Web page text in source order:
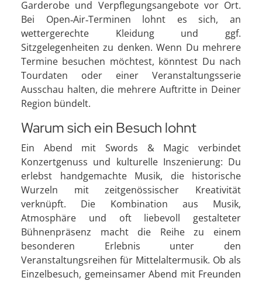
Garderobe und Verpflegungsangebote vor Ort.
Bei Open‑Air‑Terminen lohnt es sich, an
wettergerechte Kleidung und ggf.
Sitzgelegenheiten zu denken. Wenn Du mehrere
Termine besuchen möchtest, könntest Du nach
Tourdaten oder einer Veranstaltungsserie
Ausschau halten, die mehrere Auftritte in Deiner
Region bündelt.
Warum sich ein Besuch lohnt
Ein Abend mit Swords & Magic verbindet
Konzertgenuss und kulturelle Inszenierung: Du
erlebst handgemachte Musik, die historische
Wurzeln mit zeitgenössischer Kreativität
verknüpft. Die Kombination aus Musik,
Atmosphäre und oft liebevoll gestalteter
Bühnenpräsenz macht die Reihe zu einem
besonderen Erlebnis unter den
Veranstaltungsreihen für Mittelaltermusik. Ob als
Einzelbesuch, gemeinsamer Abend mit Freunden